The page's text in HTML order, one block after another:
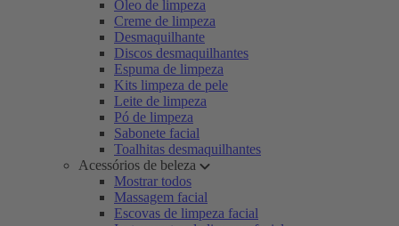
Óleo de limpeza
Creme de limpeza
Desmaquilhante
Discos desmaquilhantes
Espuma de limpeza
Kits limpeza de pele
Leite de limpeza
Pó de limpeza
Sabonete facial
Toalhitas desmaquilhantes
Acessórios de beleza
Mostrar todos
Massagem facial
Escovas de limpeza facial